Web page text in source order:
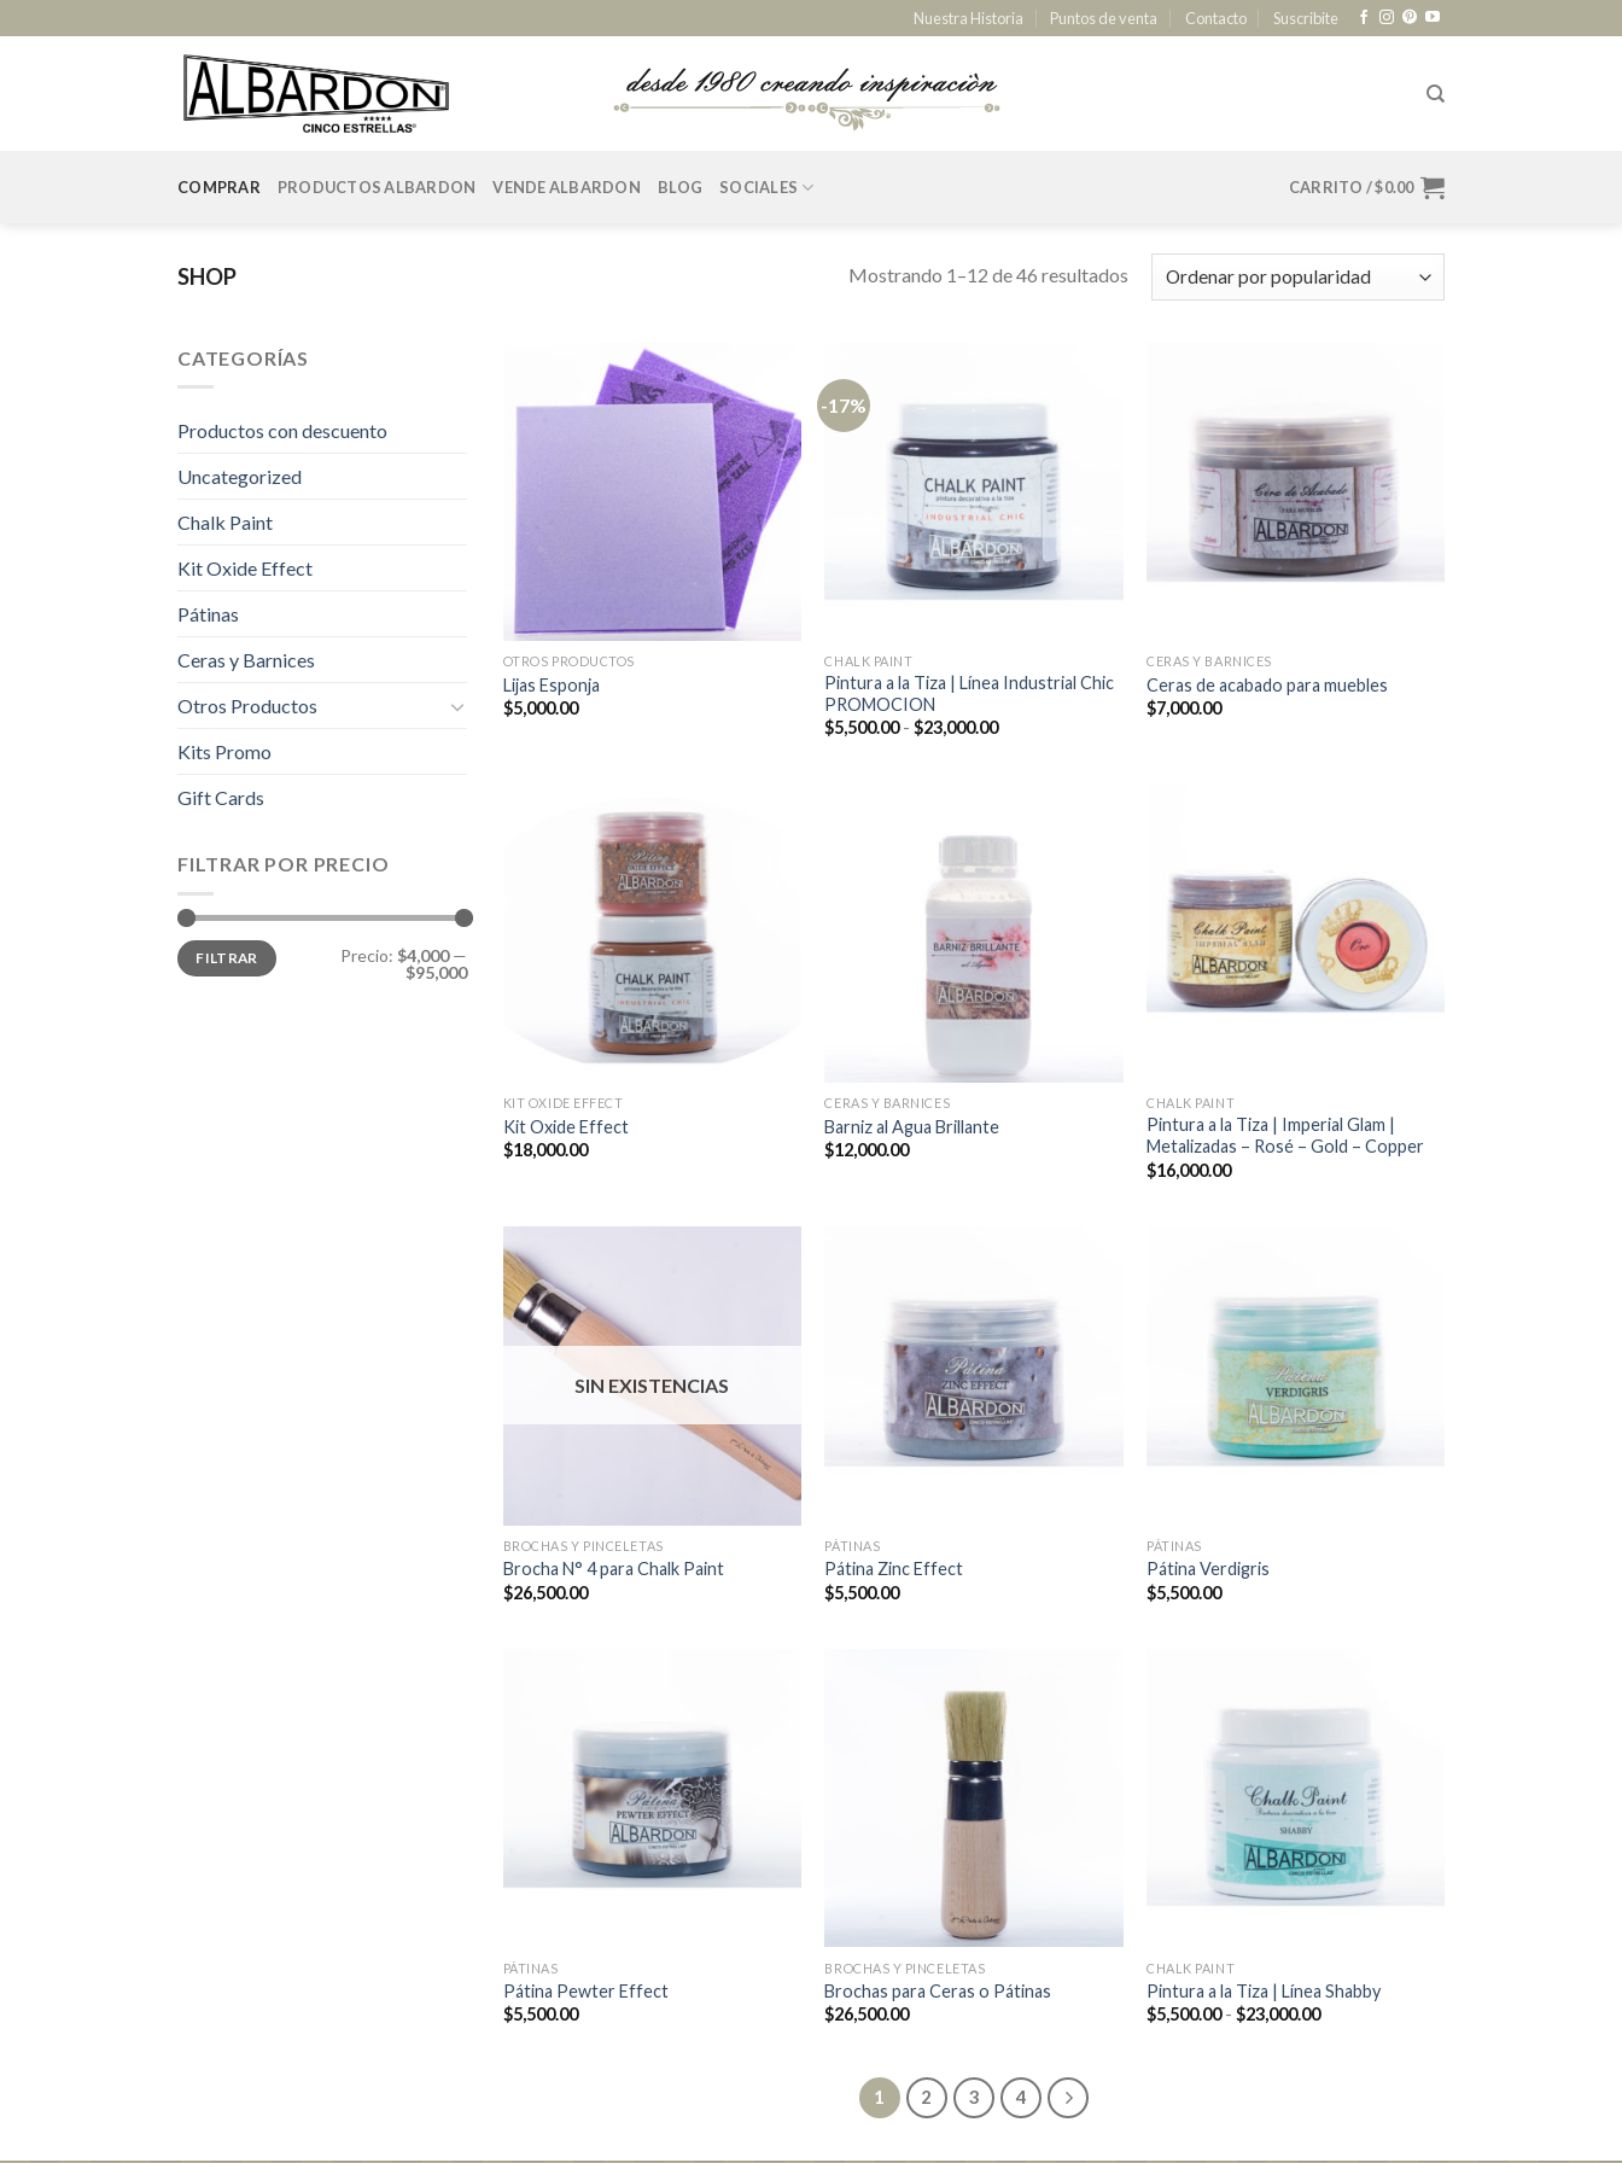
to
Nuestra Historia Puntos de venta Contacto Suscribite
COMPRAR PRODUCTOS ALBARDON VENDE ALBARDON BLOG SOCIALES CARRITO /$0.00
SHOP Mostrando 1–12 de 46 resultados
CATEGORÍAS
Productos con descuento
Uncategorized
Chalk Paint
Kit Oxide Effect
Pátinas
Ceras y Barnices
Otros Productos
Kits Promo
Gift Cards
FILTRAR POR PRECIO
Precio
mínimo
Precio
máximo
FILTRAR Precio: $4,000—
$95,000
OTROS PRODUCTOS
Lijas Esponja
$5,000.00
-17%
CHALK PAINT
Pintura a la Tiza | Línea Industrial Chic
PROMOCION
$5,500.00 - $23,000.00Rango
CERAS Y BARNICES
Ceras de acabado para muebles
$7,000.00
KIT OXIDE EFFECT
Kit Oxide Effect
$18,000.00
CERAS Y BARNICES
Barniz al Agua Brillante
$12,000.00
CHALK PAINT
Pintura a la Tiza | Imperial Glam |
Metalizadas – Rosé – Gold – Copper
$16,000.00
SIN EXISTENCIAS
BROCHAS Y PINCELETAS
Brocha N° 4 para Chalk Paint
$26,500.00
PÁTINAS
Pátina Zinc Effect
$5,500.00
PÁTINAS
Pátina Verdigris
$5,500.00
PÁTINAS
Pátina Pewter Effect
$5,500.00
BROCHAS Y PINCELETAS
Brochas para Ceras o Pátinas
$26,500.00
CHALK PAINT
Pintura a la Tiza | Línea Shabby
$5,500.00 - $23,000.00Rango
1 2 3 4